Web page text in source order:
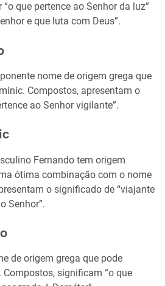
que pertence ao Senhor da luz”
e que luta com Deus”.
nome de origem grega que
Compostos, apresentam o
ao Senhor vigilante”.
Fernando tem origem
ótima combinação com o nome
o significado de “viajante
Senhor”.
de origem grega que pode
significam “o que